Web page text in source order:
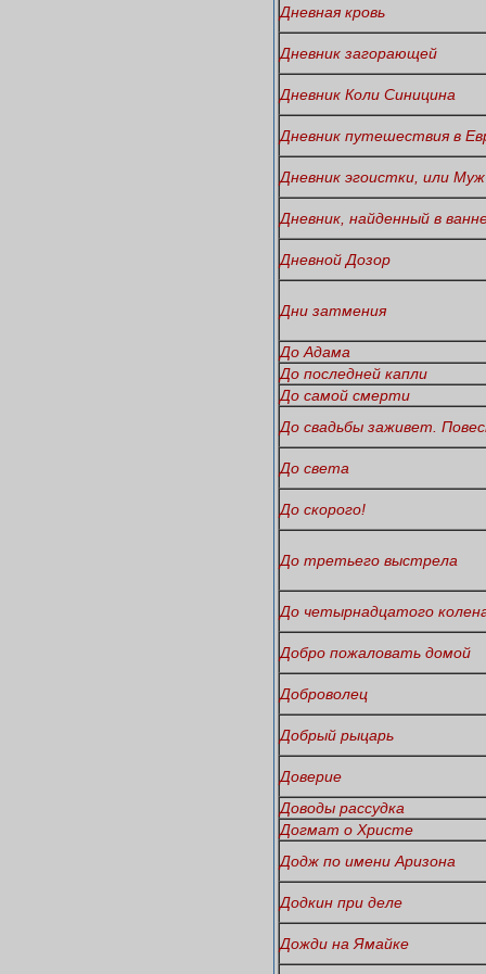
Дневная кровь
Дневник загорающей
Дневник Коли Синицина
Дневник путешествия в
Дневник эгоистки, или
Дневник, найденный в
Дневной Дозор
Дни затмения
До Адама
До последней капли
До самой смерти
До свадьбы заживет.
До света
До скорого!
До третьего выстрела
До четырнадцатого
Добро пожаловать домой
Доброволец
Добрый рыцарь
Доверие
Доводы рассудка
Догмат о Христе
Додж по имени Аризона
Додкин при деле
Дожди на Ямайке